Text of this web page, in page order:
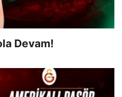
Devam!